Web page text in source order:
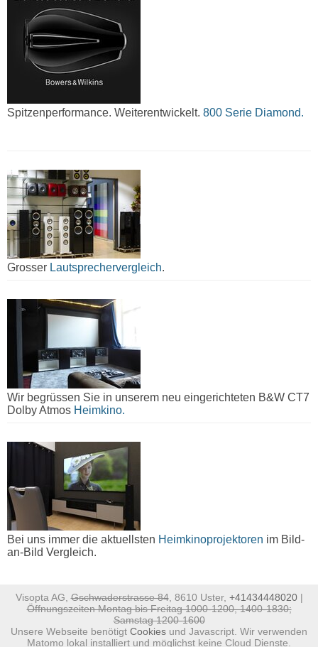
Spitzenperformance. Weiterentwickelt. 800 Serie Diamond.
Grosser Lautsprechervergleich.
Wir begrüssen Sie in unserem neu eingerichteten B&W CT7
Dolby Atmos Heimkino.
Bei uns immer die aktuellsten Heimkinoprojektoren im Bild-
an-Bild Vergleich.
Visopta AG,Gschwaderstrasse 84, 8610 Uster, +41434448020|
Öffnungszeiten Montag bis Freitag 1000-1200, 1400-1830;
Samstag 1200-1600
Unsere Webseite benötigt Cookies und Javascript. Wir verwenden
Matomo lokal installiert und möglichst keine Cloud Dienste.